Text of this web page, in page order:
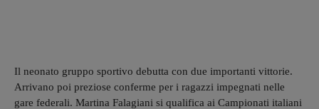
Il neonato gruppo sportivo debutta con due importanti vittorie.
Arrivano poi preziose conferme per i ragazzi impegnati nelle
gare federali. Martina Falagiani si qualifica ai Campionati italiani